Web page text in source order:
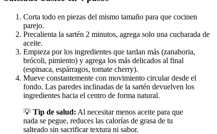
Corta todo en piezas del mismo tamaño para que cocinen
parejo.
Precalienta la sartén 2 minutos, agrega solo una cucharada de
aceite.
Empieza por los ingredientes que tardan más (zanahoria,
brócoli, pimiento) y agrega los más delicados al final
(espinaca, espárragos, tomate cherry).
Mueve constantemente con movimiento circular desde el
fondo. Las paredes inclinadas de la sartén devuelven los
ingredientes hacia el centro de forma natural.
💡 Tip de salud: Al necesitar menos aceite para que
nada se pegue, reduces las calorías de grasa de tu
salteado sin sacrificar textura ni sabor.